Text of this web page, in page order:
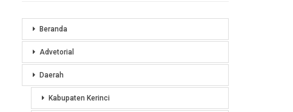
Beranda
Advetorial
Daerah
Kabupaten Kerinci